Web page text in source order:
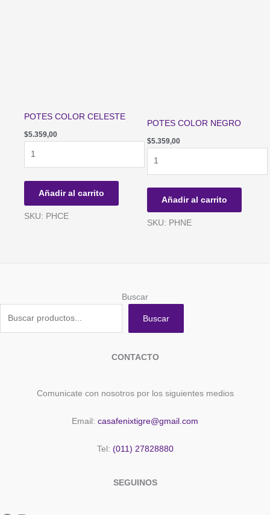
POTES COLOR CELESTE
$5.359,00
Añadir al carrito
SKU: PHCE
POTES COLOR NEGRO
$5.359,00
Añadir al carrito
SKU: PHNE
Buscar
Buscar
CONTACTO
Comunicate con nosotros por los siguientes medios
Email: casafenixtigre@gmail.com
Tel: (011) 27828880
SEGUINOS